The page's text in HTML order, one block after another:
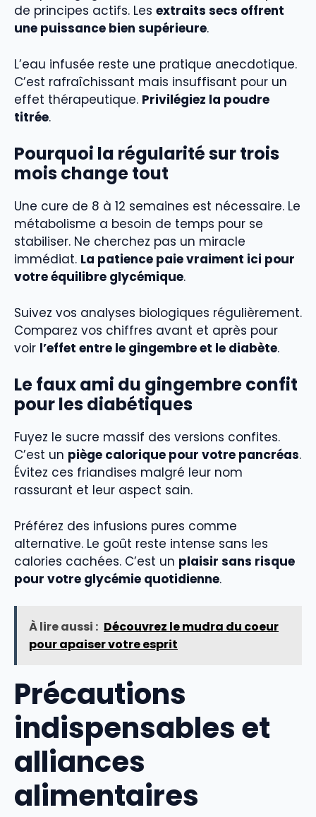
de principes actifs. Les extraits secs offrent
une puissance bien supérieure.
L’eau infusée reste une pratique anecdotique.
C’est rafraîchissant mais insuffisant pour un
effet thérapeutique. Privilégiez la poudre
titrée.
Pourquoi la régularité sur trois
mois change tout
Une cure de 8 à 12 semaines est nécessaire. Le
métabolisme a besoin de temps pour se
stabiliser. Ne cherchez pas un miracle
immédiat. La patience paie vraiment ici pour
votre équilibre glycémique.
Suivez vos analyses biologiques régulièrement.
Comparez vos chiffres avant et après pour
voir l’effet entre le gingembre et le diabète.
Le faux ami du gingembre confit
pour les diabétiques
Fuyez le sucre massif des versions confites.
C’est un piège calorique pour votre pancréas.
Évitez ces friandises malgré leur nom
rassurant et leur aspect sain.
Préférez des infusions pures comme
alternative. Le goût reste intense sans les
calories cachées. C’est un plaisir sans risque
pour votre glycémie quotidienne.
À lire aussi : Découvrez le mudra du coeur
pour apaiser votre esprit
Précautions
indispensables et
alliances
alimentaires